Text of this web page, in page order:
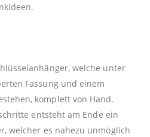
welche unter
Fassung und einem
komplett von Hand.
entsteht am Ende ein
welcher es nahezu unmöglich